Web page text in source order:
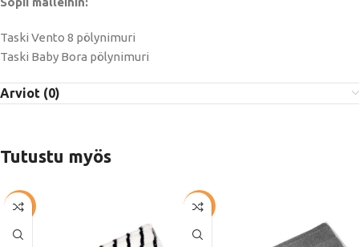
Taski Vento 8 pölynimuri
Taski Baby Bora pölynimuri
Arviot (0)
Tutustu myös
-51% -44%